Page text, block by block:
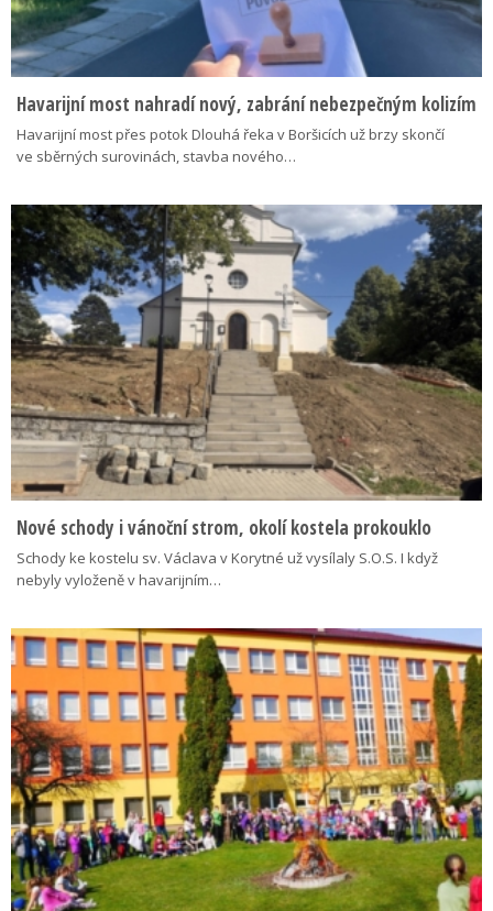
Havarijní most nahradí nový, zabrání nebezpečným kolizím
Havarijní most přes potok Dlouhá řeka v Boršicích už brzy skončí
ve sběrných surovinách, stavba nového…
Nové schody i vánoční strom, okolí kostela prokouklo
Schody ke kostelu sv. Václava v Korytné už vysílaly S.O.S. I když
nebyly vyloženě v havarijním…